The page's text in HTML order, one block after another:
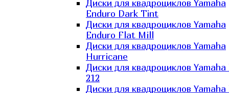
Диски для квадроциклов Yamaha
Enduro Dark Tint
Диски для квадроциклов Yamaha
Enduro Flat Mill
Диски для квадроциклов Yamaha
Hurricane
Диски для квадроциклов
212
Диски для квадроциклов